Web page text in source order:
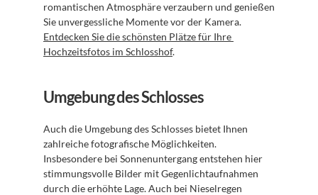
romantischen Atmosphäre verzaubern und genießen
Entdecken Sie die schönsten Plätze für Ihre
Hochzeitsfotos im Schlosshof.
Umgebung des Schlosses
Auch die Umgebung des Schlosses bietet Ihnen
zahlreiche fotografische Möglichkeiten.
Insbesondere bei Sonnenuntergang entstehen hier
stimmungsvolle Bilder mit Gegenlichtaufnahmen
durch die erhöhte Lage. Auch bei Nieselregen